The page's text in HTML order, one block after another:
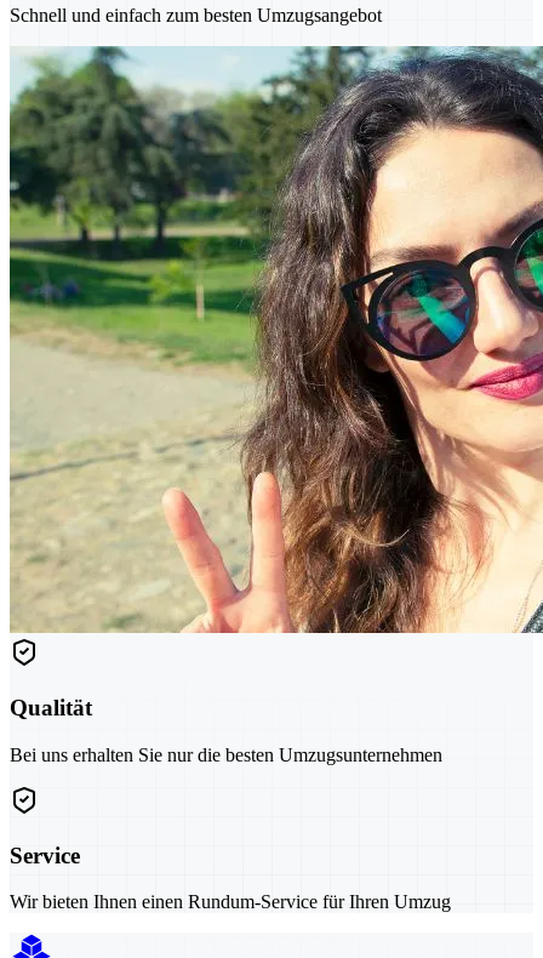
Schnell und einfach zum besten Umzugsangebot
Qualität
Bei uns erhalten Sie nur die besten Umzugsunternehmen
Service
Wir bieten Ihnen einen Rundum-Service für Ihren Umzug